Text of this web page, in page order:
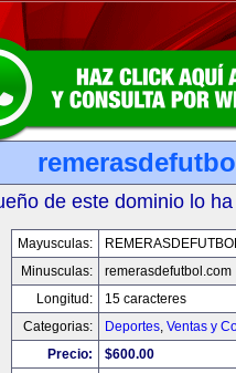
de este dominio lo
Mayusculas:
Minusculas:
remerasdefutbol.com
Longitud:
15 caracteres
Categorias:
Deportes, Ventas y
Precio:
$600.00